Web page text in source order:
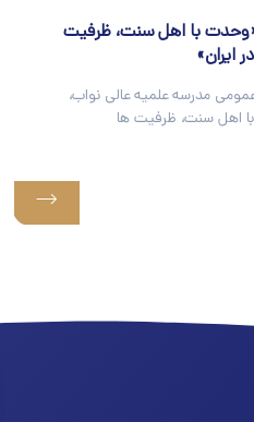
با اهل سنت، ظرفيت
ايران»
مدرسه علمیه عالی نواب،
اهل سنت، ظرفيت ها